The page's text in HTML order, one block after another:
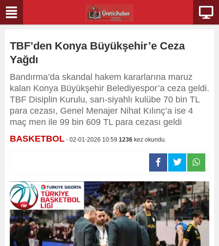
TBF’den Konya Büyükşehir’e Ceza
Yağdı
Bandırma’da skandal hakem kararlarına maruz
kalan Konya Büyükşehir Belediyespor’a ceza geldi.
TBF Disiplin Kurulu, sarı-siyahlı kulübe 70 bin TL
para cezası, Genel Menajer Nihat Kılınç’a ise 4
maç men ile 99 bin 609 TL para cezası geldi
BASKETBOL - 02-01-2026 10:59 1236 kez okundu.